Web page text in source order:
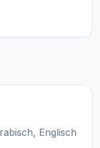
Englisch